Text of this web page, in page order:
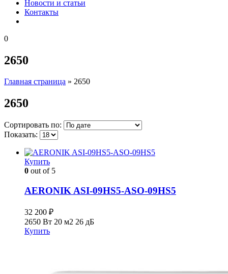
Новости и статьи
Контакты
0
2650
Главная страница » 2650
2650
Сортировать по:
Показать:
Купить
0 out of 5
AERONIK ASI-09HS5-ASO-09HS5
32 200 ₽
2650 Вт 20 м2 26 дБ
Купить